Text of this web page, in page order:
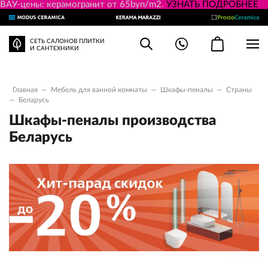
ВАУ-цены: керамогранит от 65byn/m2. УЗНАТЬ ПОДРОБНЕЕ
СЕТЬ САЛОНОВ ПЛИТКИ
И САНТЕХНИКИ
Главная — Мебель для ванной комнаты — Шкафы-пеналы — Страны
—
Беларусь
Шкафы-пеналы производства
Беларусь